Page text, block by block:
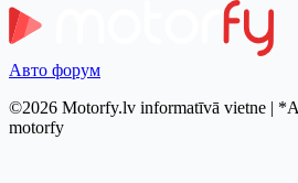
Авто форум
©2026 Motorfy.lv informatīvā vietne |
motorfy